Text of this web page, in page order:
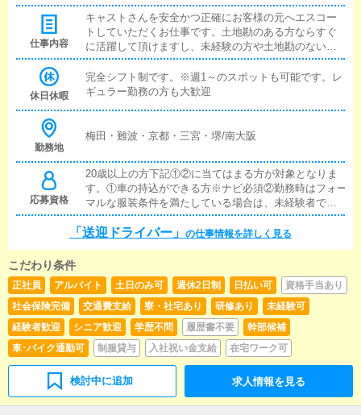
仕事内容
キャストさんを安全かつ正確にお客様の元へエスコー
トしていただくお仕事です。土地勘のある方ならすぐ
に活躍して頂けますし、未経験の方や土地勘のない方
でもカーナビがあれば問題ありません。
休日休暇
完全シフト制です。※週1～のスポットも可能です。レ
ギュラー勤務の方も大歓迎
勤務地
梅田・難波・京都・三宮・堺/南大阪
応募資格
20歳以上の方下記①②に当てはまる方が対象となりま
す。①車の持込ができる方※ナビ必須②勤務時はフォー
マルな服装条件を満たしている場合は、未経験者でも
歓迎いたします。ドライバー経験者は優遇
「送迎ドライバー」 の仕事情報を詳しく見る
こだわり条件
正社員 アルバイト 土日のみ可 週休2日制 日払い可
資格手当あり
社会保険完備
交通費支給 寮・社宅あり 研修あり
未経験可
経験者歓迎
シニア歓迎 学歴不問 履歴書不要
幹部候補
車･バイク通勤可
制服貸与 入社祝い金支給 在宅ワーク可
検討中に追加 求人情報を見る